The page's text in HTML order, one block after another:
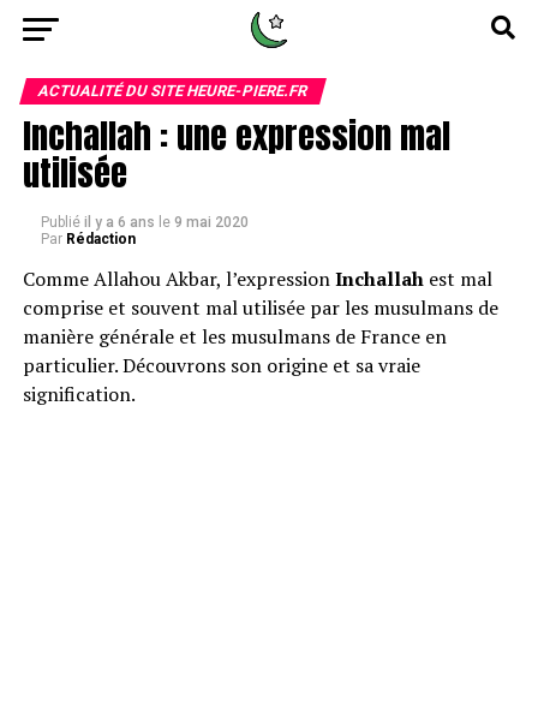
ACTUALITÉ DU SITE HEURE-PIERE.FR
Inchallah : une expression mal
utilisée
Publié il y a 6 ans le 9 mai 2020
Par Rédaction
Comme Allahou Akbar, l’expressionInchallah est mal
comprise et souvent mal utilisée par les musulmans de
manière générale et les musulmans de France en
particulier. Découvrons son origine et sa vraie
signification.